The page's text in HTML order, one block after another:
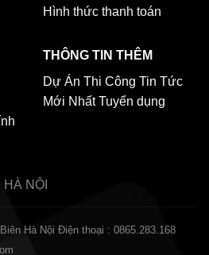
Hình thức thanh toán
THÔNG TIN THÊM
Dự Án Thi Công Tin Tức
Mới Nhất Tuyển dụng
HÀ NỘI
Hà Nội Điện thoại : 0865.283.168